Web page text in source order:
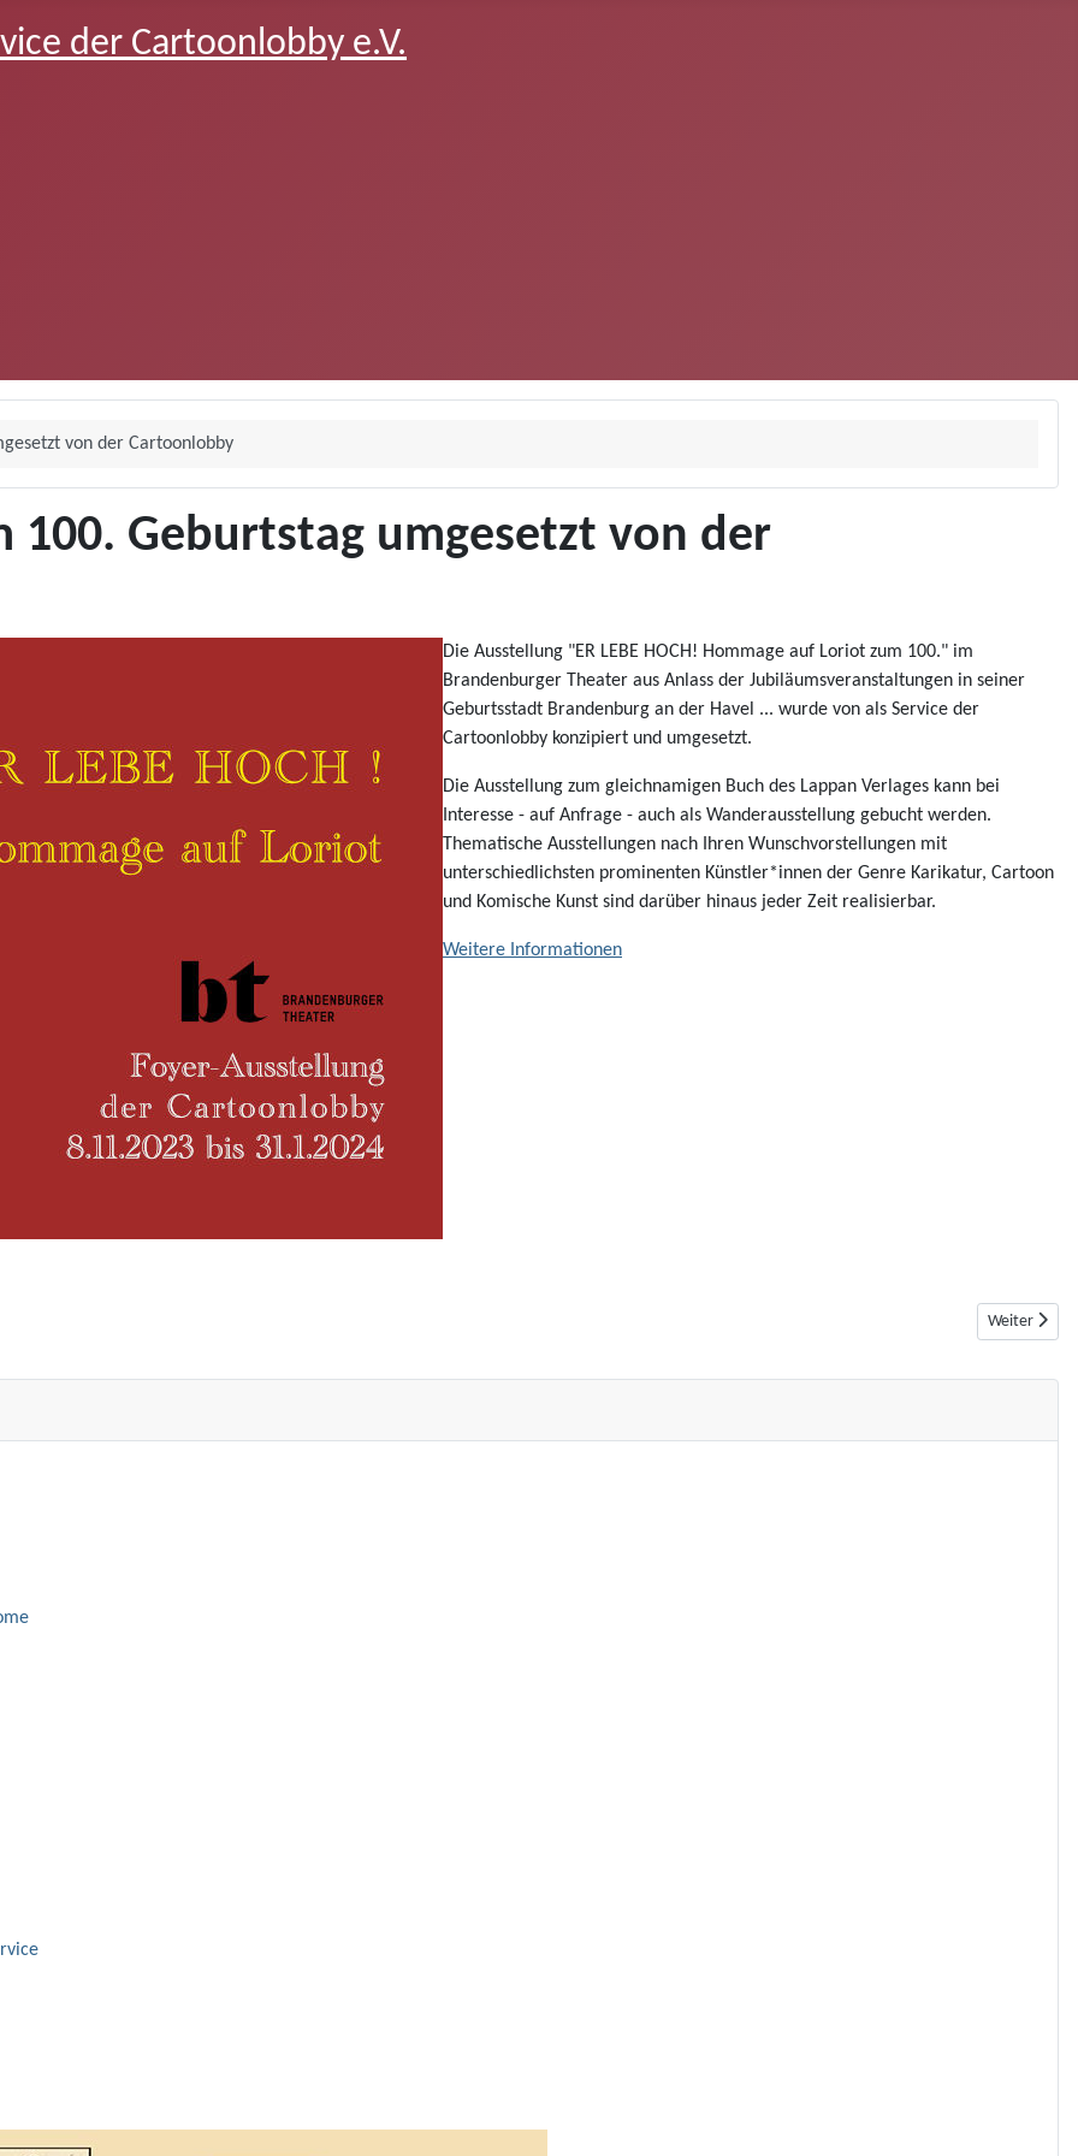
der Cartoonlobby e.V.
von der Cartoonlobby
100. Geburtstag umgesetzt von der
Die Ausstellung "ER LEBE HOCH! Hommage auf Loriot zum 100." im
Brandenburger Theater aus Anlass der Jubiläumsveranstaltungen in seiner
Geburtsstadt Brandenburg an der Havel ... wurde von als Service der
Cartoonlobby konzipiert und umgesetzt.
Die Ausstellung zum gleichnamigen Buch des Lappan Verlages kann bei
Interesse - auf Anfrage - auch als Wanderausstellung gebucht werden.
Thematische Ausstellungen nach Ihren Wunschvorstellungen mit
unterschiedlichsten prominenten Künstler*innen der Genre Karikatur, Cartoon
und Komische Kunst sind darüber hinaus jeder Zeit realisierbar.
Weitere Informationen
Nächster
Weiter